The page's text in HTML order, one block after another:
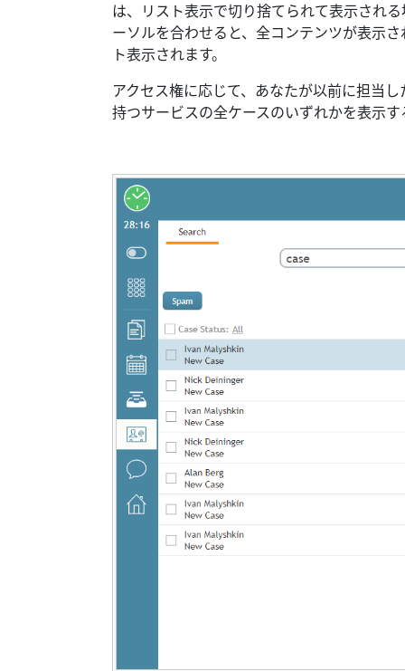
は、リスト表示で切り捨てられて表示され
ーソルを合わせると、全コンテンツが表示
ト表示されます。
アクセス権に応じて、あなたが以前に担当
持つサービスの全ケースのいずれかを表示